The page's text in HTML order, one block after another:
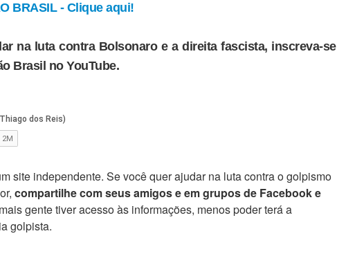
BRASIL - Clique aqui!
na luta contra Bolsonaro e a direita fascista, inscreva-se
Brasil no YouTube.
site independente. Se você quer ajudar na luta contra o golpismo
compartilhe com seus amigos e em grupos de Facebook e
gente tiver acesso às informações, menos poder terá a
golpista.